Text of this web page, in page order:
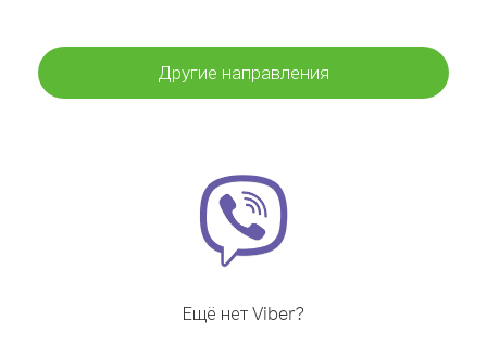
Другие направления
Ещё нет Viber?